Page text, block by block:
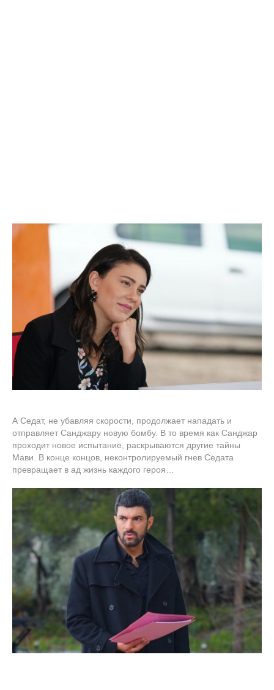
А Седат, не убавляя скорости, продолжает нападать и
отправляет Санджару новую бомбу. В то время как Санджар
проходит новое испытание, раскрываются другие тайны
Мави. В конце концов, неконтролируемый гнев Седата
превращает в ад жизнь каждого героя…